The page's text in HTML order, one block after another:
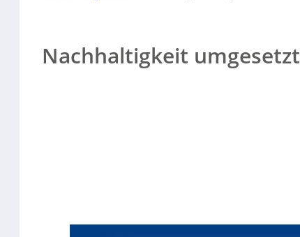
Nachhaltigkeit umgesetzt